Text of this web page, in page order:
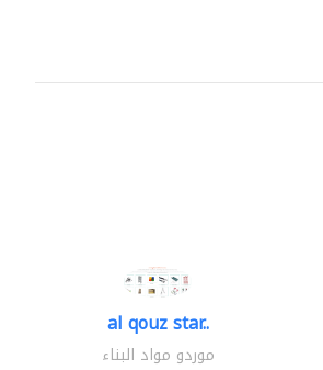
al qouz star..
موردو مواد البناء